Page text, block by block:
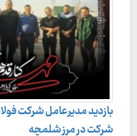
بازدید مدیرعامل شرکت
شرکت در مرز شلمچه